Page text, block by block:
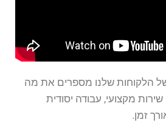
הלקוחות שלנו מספרים את מה
מקצועי, עבודה יסודית
זמן.